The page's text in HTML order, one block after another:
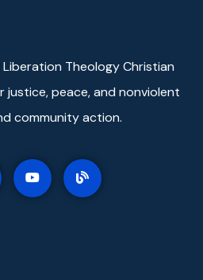
Liberation Theology Christian
justice, peace, and nonviolent
community action.